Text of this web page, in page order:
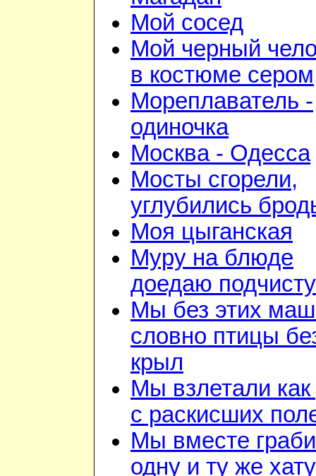
Мой сосед
Мой черный
в костюме сером
Мореплаватель -
одиночка
Москва - Одесса
Мосты сгорели,
углубились
Моя цыганская
Муру на блюде
доедаю
Мы без этих
словно птицы
крыл
Мы взлетали как
с раскисших
Мы вместе
одну и ту же хату